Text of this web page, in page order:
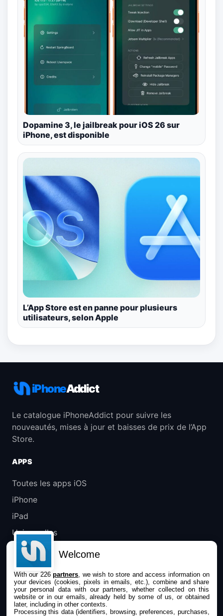
Dopamine 3, le jailbreak pour iOS 26 sur
iPhone, est disponible
L’App Store est en panne pour plusieurs
utilisateurs, selon Apple
iPhoneAddict
Le catalogue iPhoneAddict pour suivre les
nouveautés, mises à jour et baisses de prix de l’App
Store.
APPS
Toutes les apps iOS
iPhone
iPad
Universelles
Mac
Apple TV
IPHONEADDICT
Actualité Apple
Welcome
With our 226partners , we wish to store and access information on
your devices (cookies, pixels in emails, etc.), combine and share
your personal data with our partners, whether collected on this
website or in our emails, already held by some of us, or obtained
later, including in other contexts.
Processing this data (identifiers, browsing, preferences, purchases,